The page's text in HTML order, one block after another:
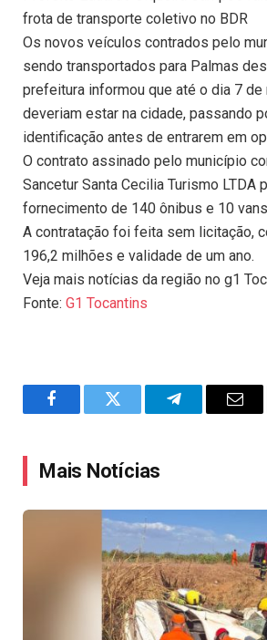
frota de transporte coletivo no BDR
Os novos veículos contrados pelo
sendo transportados para Palmas
prefeitura informou que até o dia 7
deveriam estar na cidade, passando
identificação antes de entrarem em
O contrato assinado pelo município
Sancetur Santa Cecilia Turismo LTDA
fornecimento de 140 ônibus e 10
A contratação foi feita sem licitação,
196,2 milhões e validade de um ano.
Veja mais notícias da região no g1
Fonte: G1 Tocantins
FacebookTwitter Telegram
Mais Notícias